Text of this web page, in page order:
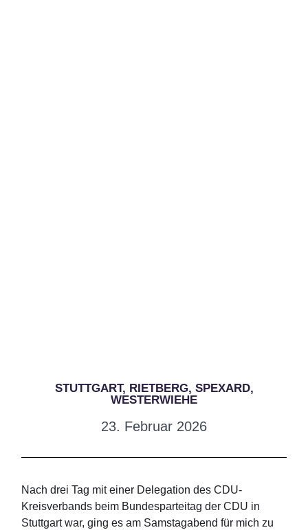
STUTTGART, RIETBERG, SPEXARD,
WESTERWIEHE
23. Februar 2026
Nach drei Tag mit einer Delegation des CDU-
Kreisverbands beim Bundesparteitag der CDU in
Stuttgart war, ging es am Samstagabend für mich zu